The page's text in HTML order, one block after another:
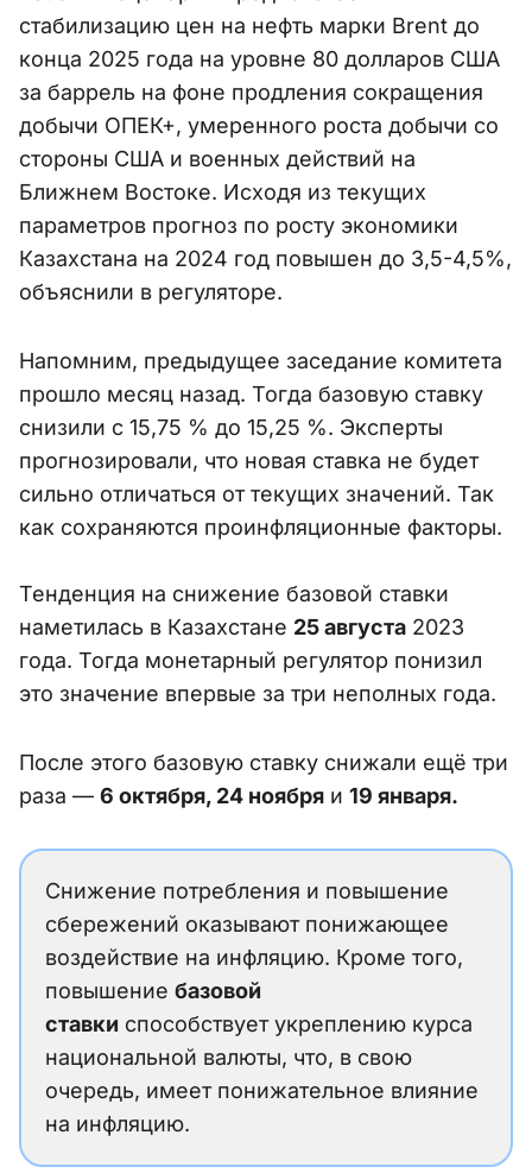
стабилизацию цен на нефть марки Brent до
конца 2025 года на уровне 80 долларов США
за баррель на фоне продления сокращения
добычи ОПЕК+, умеренного роста добычи со
стороны США и военных действий на
Ближнем Востоке. Исходя из текущих
параметров прогноз по росту экономики
Казахстана на 2024 год повышен до 3,5-4,5%,
объяснили в регуляторе.
Напомним, предыдущее заседание комитета
прошло месяц назад. Тогда базовую ставку
снизили с 15,75 % до 15,25 %. Эксперты
прогнозировали, что новая ставка не будет
сильно отличаться от текущих значений. Так
как сохраняются проинфляционные факторы.
Тенденция на снижение базовой ставки
наметилась в Казахстане 25 августа 2023
года. Тогда монетарный регулятор понизил
это значение впервые за три неполных года.
После этого базовую ставку снижали ещё три
раза — 6 октября, 24 ноября и 19 января.
Снижение потребления и повышение
сбережений оказывают понижающее
воздействие на инфляцию. Кроме того,
повышение базовой
ставки способствует укреплению курса
национальной валюты, что, в свою
очередь, имеет понижательное влияние
на инфляцию.